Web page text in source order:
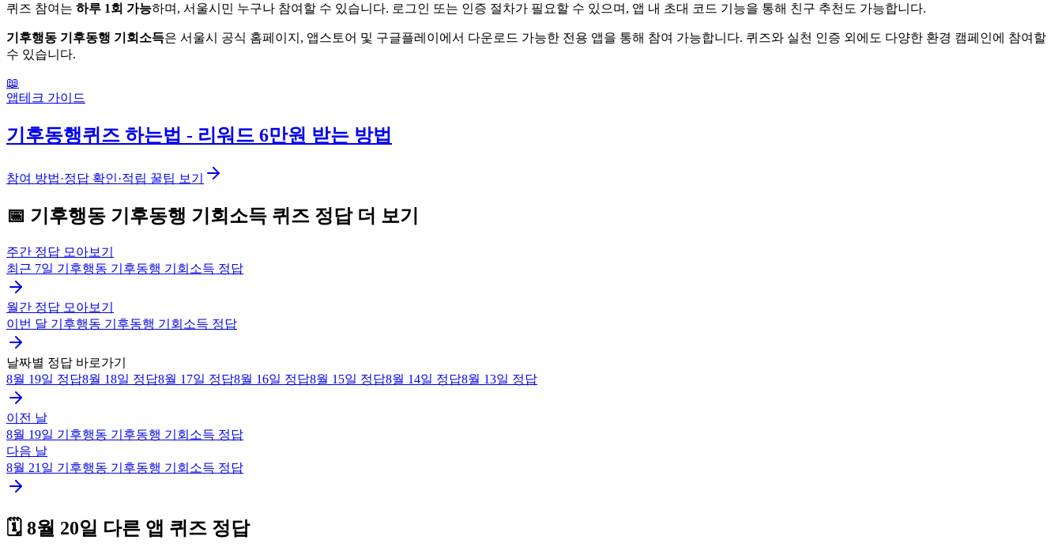
퀴즈 참여는 하루 1회 가능하며, 서울시민 누구나 참여할 수 있습니다. 로그인 또는 인증 절차가 필요할 수 있으며, 앱 내 초대 코드 기능을 통해 친구 추천도 가능합니다.
기후행동 기후동행 기회소득은 서울시 공식 홈페이지, 앱스토어 및 구글플레이에서 다운로드 가능한 전용 앱을 통해 참여 가능합니다. 퀴즈와 실천 인증 외에도 다양한 환경 캠페인에 참여할
수 있습니다.
📖
앱테크 가이드
기후동행퀴즈 하는법 - 리워드 6만원 받는 방법
참여 방법·정답 확인·적립 꿀팁 보기
📅 기후행동 기후동행 기회소득 퀴즈 정답 더 보기
주간 정답 모아보기
최근 7일 기후행동 기후동행 기회소득 정답
월간 정답 모아보기
이번 달 기후행동 기후동행 기회소득 정답
날짜별 정답 바로가기
8월 19일 정답8월 18일 정답8월 17일 정답8월 16일 정답8월 15일 정답8월 14일 정답8월 13일 정답
이전 날
8월 19일 기후행동 기후동행 기회소득 정답
다음 날
8월 21일 기후행동 기후동행 기회소득 정답
🗓️ 8월 20일 다른 앱 퀴즈 정답